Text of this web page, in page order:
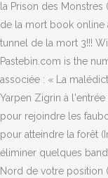
la Prison des
de la mort book online
tunnel de la mort 3!!!
Pastebin.com is the
associée : « La
Yarpen Zigrin à
pour rejoindre les
pour atteindre la forêt
éliminer quelques
Nord de votre position